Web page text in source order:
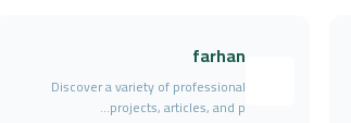
farhan
Discover a variety of professional
projects, articles, and p...